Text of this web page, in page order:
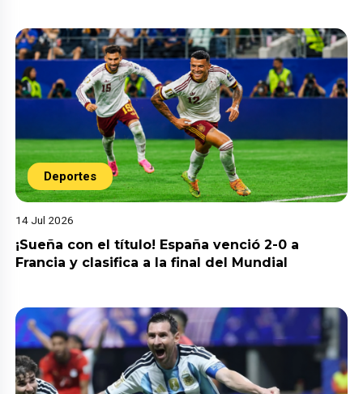
Deportes
14 Jul 2026
¡Sueña con el título! España venció 2-0 a
Francia y clasifica a la final del Mundial